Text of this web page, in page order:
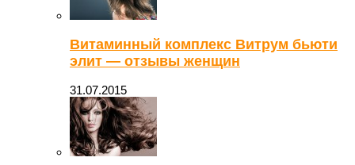
Витаминный комплекс Витрум бьюти
элит — отзывы женщин
31.07.2015